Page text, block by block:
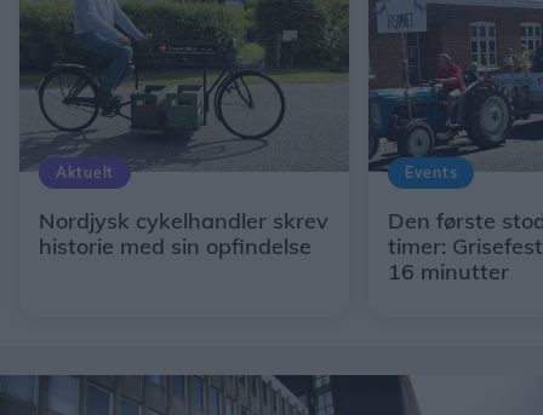
Aktuelt
Nordjysk cykelhandler skrev
historie med sin opfindelse
Events
Den første
timer:
16 minutter